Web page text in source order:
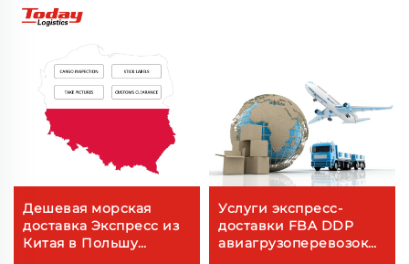
Дешевая морская
доставка Экспресс из
Китая в Польшу
Услуги экспресс-
доставки FBA DDP
авиагрузоперевозок